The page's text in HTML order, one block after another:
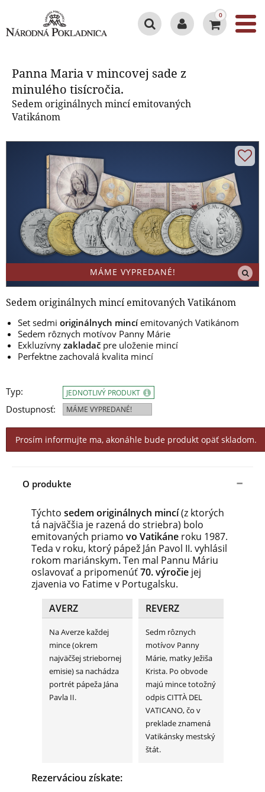
0
Panna Maria v mincovej sade z
minulého tisícročia.
Sedem originálnych mincí emitovaných
Vatikánom
MÁME VYPREDANÉ!
Sedem originálnych mincí emitovaných Vatikánom
Set sedmi originálnych mincíemitovaných Vatikánom
Sedem rôznych motívov Panny Márie
Exkluzívny zakladač pre uloženie mincí
Perfektne zachovalá kvalita mincí
Typ:
Dostupnosť:
JEDNOTLIVÝ PRODUKT
MÁME VYPREDANÉ!
Prosím informujte ma, akonáhle bude produkt opäť skladom.
O produkte
Týchto sedem originálnych mincí(z ktorých
tá najväčšia je razená do striebra) bolo
emitovaných priamo vo Vatikáne roku 1987.
Teda v roku, ktorý pápež Ján Pavol II. vyhlásil
rokom mariánskym.Ten mal Pannu Máriu
oslavovať a pripomenúť70. výročie jej
zjavenia vo Fatime v Portugalsku.
AVERZ
REVERZ
Na Averze každej
mince (okrem
najväčšej striebornej
emisie) sa nachádza
portrét pápeža Jána
Pavla II.
Sedm rôznych
motívov Panny
Márie, matky Ježiša
Krista. Po obvode
majú mince totožný
odpis CITTÀ DEL
VATICANO, čo v
preklade znamená
Vatikánsky mestský
štát.
Rezerváciou získate:
Panna Maria v mincovej sade z